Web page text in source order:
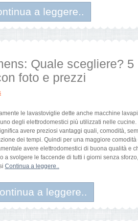
a leggere..
Quale scegliere? 5
foto e prezzi
le lavastoviglie dette anche macchine
degli elettrodomestici più utilizzati nelle cucine.
avere preziosi vantaggi quali, comodità,
dei tempi. Quindi per una maggiore comodità
avere elettrodomestici di buona qualità e
a svolgere le faccende di tutti i giorni senza
Continua a leggere..
a leggere..